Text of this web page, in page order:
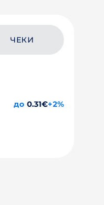
ЧЕКИ
до 0.31€+2%